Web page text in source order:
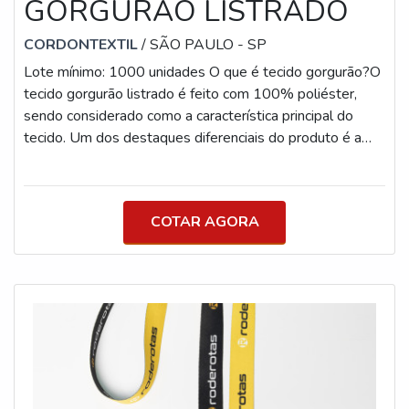
GORGURÃO LISTRADO
CORDONTEXTIL/ SÃO PAULO - SP
Lote mínimo: 1000 unidades O que é tecido gorgurão?O
tecido gorgurão listrado é feito com 100% poliéster,
sendo considerado como a característica principal do
tecido. Um dos destaques diferenciais do produto é a
gama de aplicações na elaboração de acessórios, no uso
para artesanato, para composição de crachás, entre
outros produtos. A produção do gorgurão feita pelos
fabricantes de tecido gorgurão listrado pode ser
dimensões que variam em média entre 10 mm e 25 mm
de espessura.Tecido gorgurão estampado preçoO
gorgurão tem um ótimo custo benefício, por causa de
suas aplicações, além disso, tem uma fácil utilização, com
durabilidade e alta resistência, se convertendo como um
produto de alta qualidade. Antes de ser vendido em
COTAR AGORA